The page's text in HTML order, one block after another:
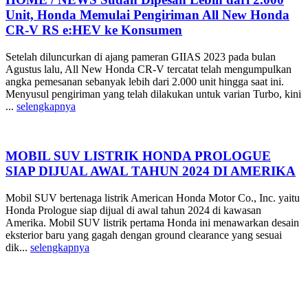
Unit, Honda Memulai Pengiriman All New Honda
CR-V RS e:HEV ke Konsumen
Setelah diluncurkan di ajang pameran GIIAS 2023 pada bulan
Agustus lalu, All New Honda CR-V tercatat telah mengumpulkan
angka pemesanan sebanyak lebih dari 2.000 unit hingga saat ini.
Menyusul pengiriman yang telah dilakukan untuk varian Turbo, kini
... selengkapnya
MOBIL SUV LISTRIK HONDA PROLOGUE
SIAP DIJUAL AWAL TAHUN 2024 DI AMERIKA
Mobil SUV bertenaga listrik American Honda Motor Co., Inc. yaitu
Honda Prologue siap dijual di awal tahun 2024 di kawasan
Amerika. Mobil SUV listrik pertama Honda ini menawarkan desain
eksterior baru yang gagah dengan ground clearance yang sesuai
dik... selengkapnya